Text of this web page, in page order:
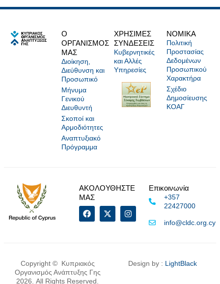
Ο
ΟΡΓΑΝΙΣΜΟΣ
ΜΑΣ
Διοίκηση,
Διεύθυνση και
Προσωπικό
Μήνυμα
Γενικού
Διευθυντή
Σκοποί και
Αρμοδιότητες
Αναπτυξιακό
Πρόγραμμα
ΧΡΗΣΙΜΕΣ
ΣΥΝΔΕΣΕΙΣ
Κυβερνητικές
και Αλλές
Υπηρεσίες
NOMIKA
Πολιτική
Προστασίας
Δεδομένων
Προσωπικού
Χαρακτήρα
Σχέδιο
Δημοσίευσης
ΚΟΑΓ
ΑΚΟΛΟΥΘΗΣΤΕ
ΜΑΣ
Επικοινωνία
+357
22427000
info@cldc.org.cy
Copyright © Κυπριακός
Οργανισμός Ανάπτυξης Γης
2026. All Rights Reserved.
Design by : LightBlack